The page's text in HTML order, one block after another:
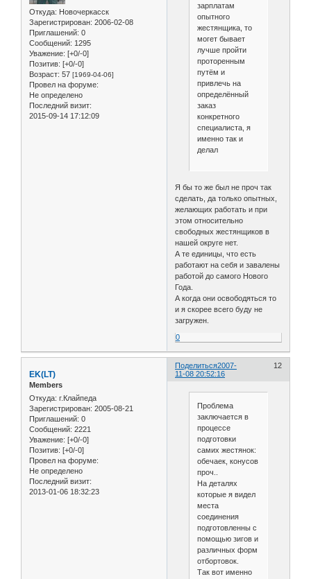
Откуда: Новочеркасск
Зарегистрирован: 2006-02-08
Приглашений: 0
Сообщений: 1295
Уважение: [+0/-0]
Позитив: [+0/-0]
Возраст: 57 [1969-04-06]
Провел на форуме:
Не определено
Последний визит:
2015-09-14 17:12:09
зарплатам
опытного
жестянщика, то
могет бывает
лучше пройти
проторенным
путём и
привлечь на
определённый
заказ
конкретного
специалиста, я
именно так и
делал
Я бы то же был не проч так
сделать, да только опытных,
желающих работать и при
этом относительно
свободных жестянщиков в
нашей округе нет.
А те единицы, что есть
работают на себя и завалены
работой до самого Нового
Года.
А когда они освободяться то
и я скорее всего буду не
загружен.
0
Поделиться 12
2007-
11-08 20:52:16
EK(LT)
Members
Откуда: г.Клайпеда
Зарегистрирован: 2005-08-21
Приглашений: 0
Сообщений: 2221
Уважение: [+0/-0]
Позитив: [+0/-0]
Провел на форуме:
Не определено
Последний визит:
2013-01-06 18:32:23
Проблема
заключается в
процессе
подготовки
самих жестянок:
обечаек, конусов
проч..
На деталях
которые я видел
места
соединения
подготовленны с
помощью зигов и
различных форм
отбортовок.
Так вот именно